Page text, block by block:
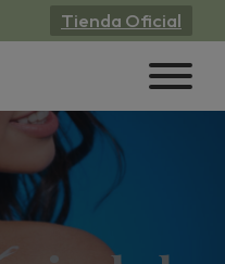
Tienda Oficial